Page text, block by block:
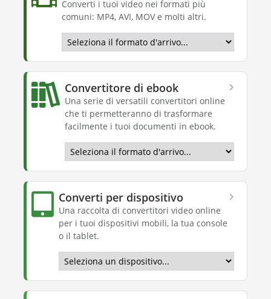
Converti i tuoi video nei formati più
comuni: MP4, AVI, MOV e molti altri.
Convertitore di ebook
Una serie di versatili convertitori online
che ti permetteranno di trasformare
facilmente i tuoi documenti in ebook.
Converti per dispositivo
Una raccolta di convertitori video online
per i tuoi dispositivi mobili, la tua console
o il tablet.